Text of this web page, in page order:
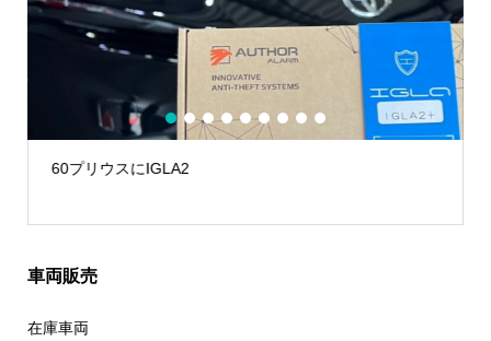
60プリウスにIGLA2
1 2 3 4 5 6 7 8 9
車両販売
在庫車両